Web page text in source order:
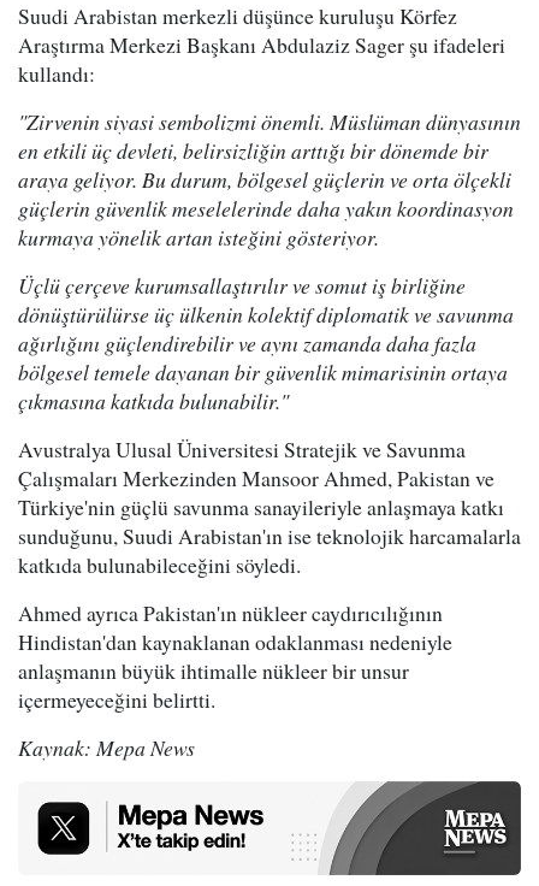
Suudi Arabistan merkezli düşünce kuruluşu Körfez
Araştırma Merkezi Başkanı Abdulaziz Sager şu ifadeleri
kullandı:
"Zirvenin siyasi sembolizmi önemli. Müslüman dünyasının
en etkili üç devleti, belirsizliğin arttığı bir dönemde bir
araya geliyor. Bu durum, bölgesel güçlerin ve orta ölçekli
güçlerin güvenlik meselelerinde daha yakın koordinasyon
kurmaya yönelik artan isteğini gösteriyor.
Üçlü çerçeve kurumsallaştırılır ve somut iş birliğine
dönüştürülürse üç ülkenin kolektif diplomatik ve savunma
ağırlığını güçlendirebilir ve aynı zamanda daha fazla
bölgesel temele dayanan bir güvenlik mimarisinin ortaya
çıkmasına katkıda bulunabilir."
Avustralya Ulusal Üniversitesi Stratejik ve Savunma
Çalışmaları Merkezinden Mansoor Ahmed, Pakistan ve
Türkiye'nin güçlü savunma sanayileriyle anlaşmaya katkı
sunduğunu, Suudi Arabistan'ın ise teknolojik harcamalarla
katkıda bulunabileceğini söyledi.
Ahmed ayrıca Pakistan'ın nükleer caydırıcılığının
Hindistan'dan kaynaklanan odaklanması nedeniyle
anlaşmanın büyük ihtimalle nükleer bir unsur
içermeyeceğini belirtti.
Kaynak: Mepa News